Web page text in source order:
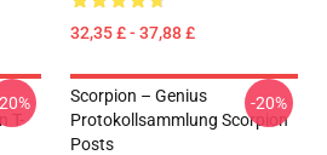
32,35 £ - 37,88 £
T-
Scorpion – Genius
Protokollsammlung Scorpion
Posts
-20%